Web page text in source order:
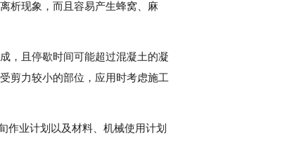
析现象，而且容易产生蜂窝、麻
，且停歇时间可能超过混凝土的凝
剪力较小的部位，应用时考虑施工
作业计划以及材料、机械使用计划